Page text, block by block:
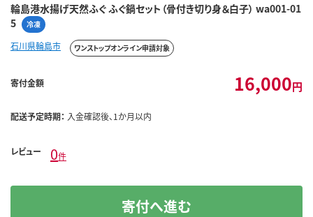
輪島港水揚げ天然ふぐ ふぐ鍋セット（骨付き切り身＆白子） wa001-01
5
冷凍
石川県輪島市 ワンストップオンライン申請対象
寄付金額 16,000円
配送予定時期： 入金確認後、1か月以内
レビュー 0件
寄付へ進む